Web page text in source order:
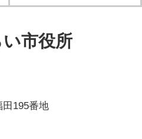
市役所
195番地